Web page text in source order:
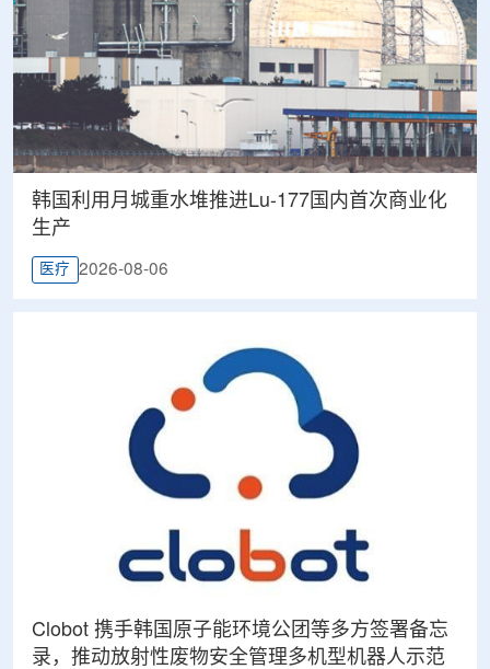
韩国利用月城重水堆推进Lu-177国内首次商业化
生产
医疗 2026-08-06
Clobot 携手韩国原子能环境公团等多方签署备忘
录，推动放射性废物安全管理多机型机器人示范